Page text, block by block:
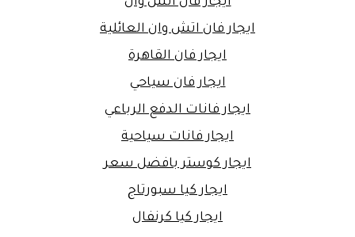
ايجار فان اتش وان العائلية
ايجار فان القاهرة
ايجار فان سياحي
ايجار فانات الدفع الرباعي
ايجار فانات سياحية
ايجار كوستر بافضل سعر
ايجار كيا سبورتاج
ايجار كيا كرنفال